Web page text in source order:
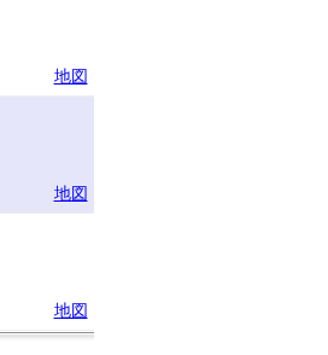
地図
地図
地図